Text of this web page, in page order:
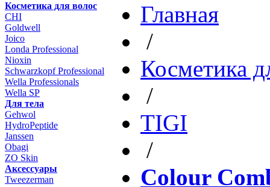
Косметика для волос
CHI
Goldwell
Joico
Londa Professional
Nioxin
Schwarzkopf Professional
Wella Professionals
Wella SP
Для тела
Gehwol
HydroPeptide
Janssen
Obagi
ZO Skin
Aксессуары
Tweezerman
Главная
/
Косметика
/
TIGI
/
Colour